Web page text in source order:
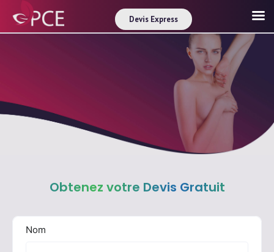
Obtenez votre Devis Gratuit
Devis Express